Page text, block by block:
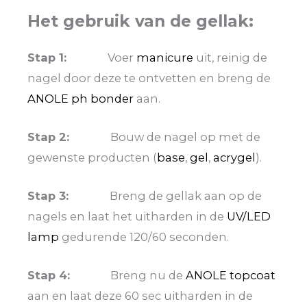
Het gebruik van de gellak:
Stap 1: Voer manicure uit, reinig de
nagel door deze te ontvetten en breng de
ANOLE ph bonder aan.
Stap 2: Bouw de nagel op met de
gewenste producten (base, gel, acrygel).
Stap 3: Breng de gellak aan op de
nagels en laat het uitharden in de UV/LED
lamp gedurende 120/60 seconden.
Stap 4: Breng nu de ANOLE topcoat
aan en laat deze 60 sec uitharden in de